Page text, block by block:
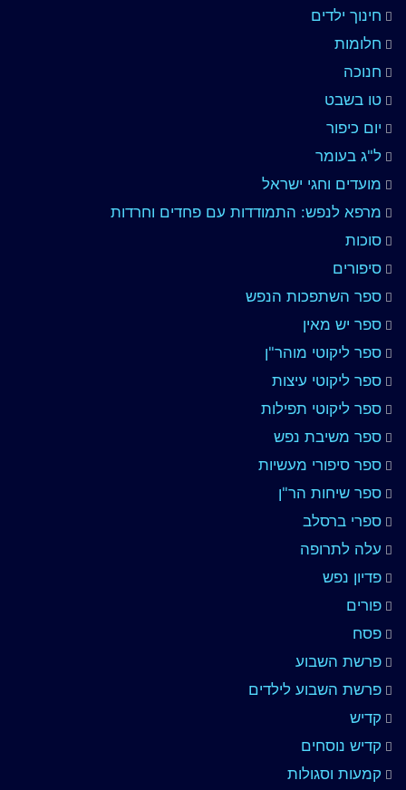
חינוך ילדים
חלומות
חנוכה
טו בשבט
יום כיפור
ל"ג בעומר
מועדים וחגי ישראל
מרפא לנפש: התמודדות עם פחדים וחרדות
סוכות
סיפורים
ספר השתפכות הנפש
ספר יש מאין
ספר ליקוטי מוהר"ן
ספר ליקוטי עיצות
ספר ליקוטי תפילות
ספר משיבת נפש
ספר סיפורי מעשיות
ספר שיחות הר"ן
ספרי ברסלב
עלה לתרופה
פדיון נפש
פורים
פסח
פרשת השבוע
פרשת השבוע לילדים
קדיש
קדיש נוסחים
קמעות וסגולות